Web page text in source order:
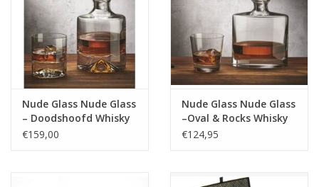
Nude Glass Nude Glass
– Doodshoofd Whisky
set Shadow – Karaf
€159,00
Nude Glass Nude Glass
–Oval & Rocks Whisky
cadeau set – Karaf 1 L
€124,95